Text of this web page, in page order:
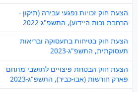
הצעת חוק זכויות נפגעי עבירה (תיקון -
הרחבת זכות היידוע), התשפ"ג-2022
הצעת חוק בטיחות בתעסוקה ובריאות
תעסוקתית, התשפ"ג-2023
הצעת חוק הבטחת פיצויים לתושבי מתחם
פארק חורשות (אבו-כביר), התשפ"ג-2023